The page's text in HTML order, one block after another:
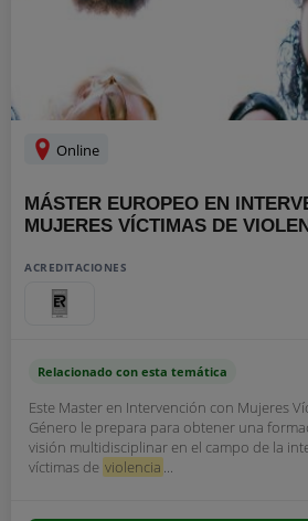
Online
MÁSTER EUROPEO EN
MUJERES VÍCTIMAS DE
ACREDITACIONES
Relacionado con esta temática
Este Master en Intervención con Mujeres
Género le prepara para obtener una
visión multidisciplinar en el campo de la
víctimas de violencia ...